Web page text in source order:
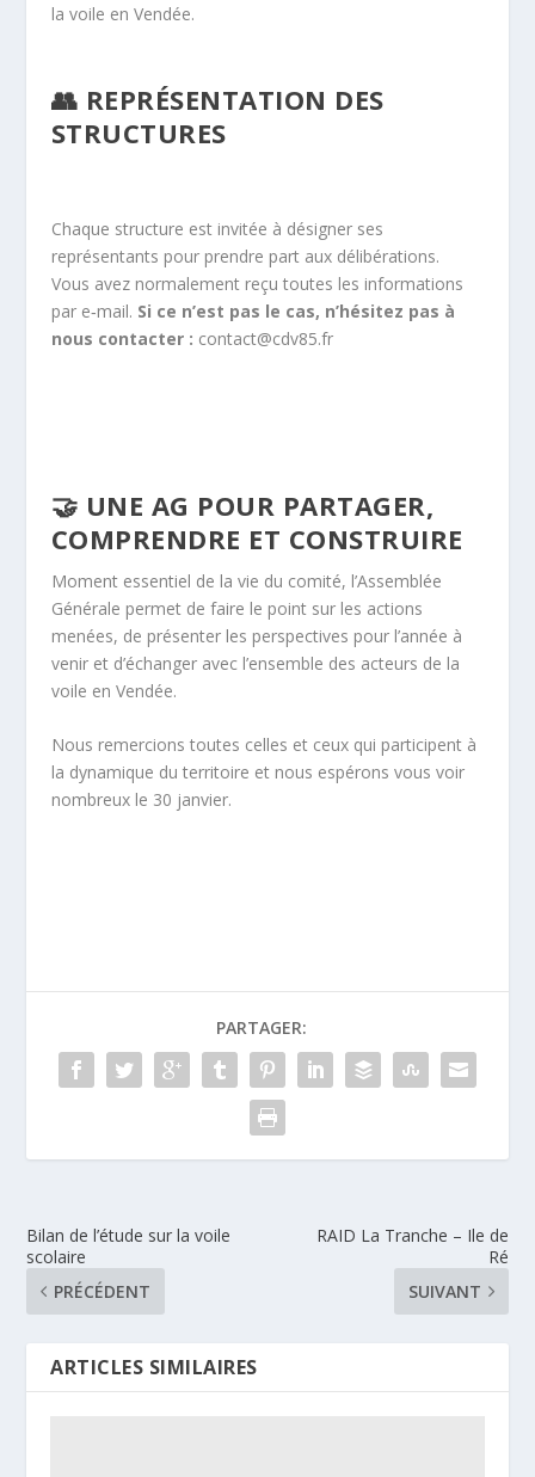
la voile en Vendée.
👥 REPRÉSENTATION DES
STRUCTURES
Chaque structure est invitée à désigner ses
représentants pour prendre part aux délibérations.
Vous avez normalement reçu toutes les informations
par e‑mail. Si ce n’est pas le cas, n’hésitez pas à
nous contacter : contact@cdv85.fr
🤝 UNE AG POUR PARTAGER,
COMPRENDRE ET CONSTRUIRE
Moment essentiel de la vie du comité, l’Assemblée
Générale permet de faire le point sur les actions
menées, de présenter les perspectives pour l’année à
venir et d’échanger avec l’ensemble des acteurs de la
voile en Vendée.
Nous remercions toutes celles et ceux qui participent à
la dynamique du territoire et nous espérons vous voir
nombreux le 30 janvier.
PARTAGER:
Bilan de l’étude sur la voile
scolaire
PRÉCÉDENT
RAID La Tranche – Ile de
Ré
SUIVANT
ARTICLES SIMILAIRES